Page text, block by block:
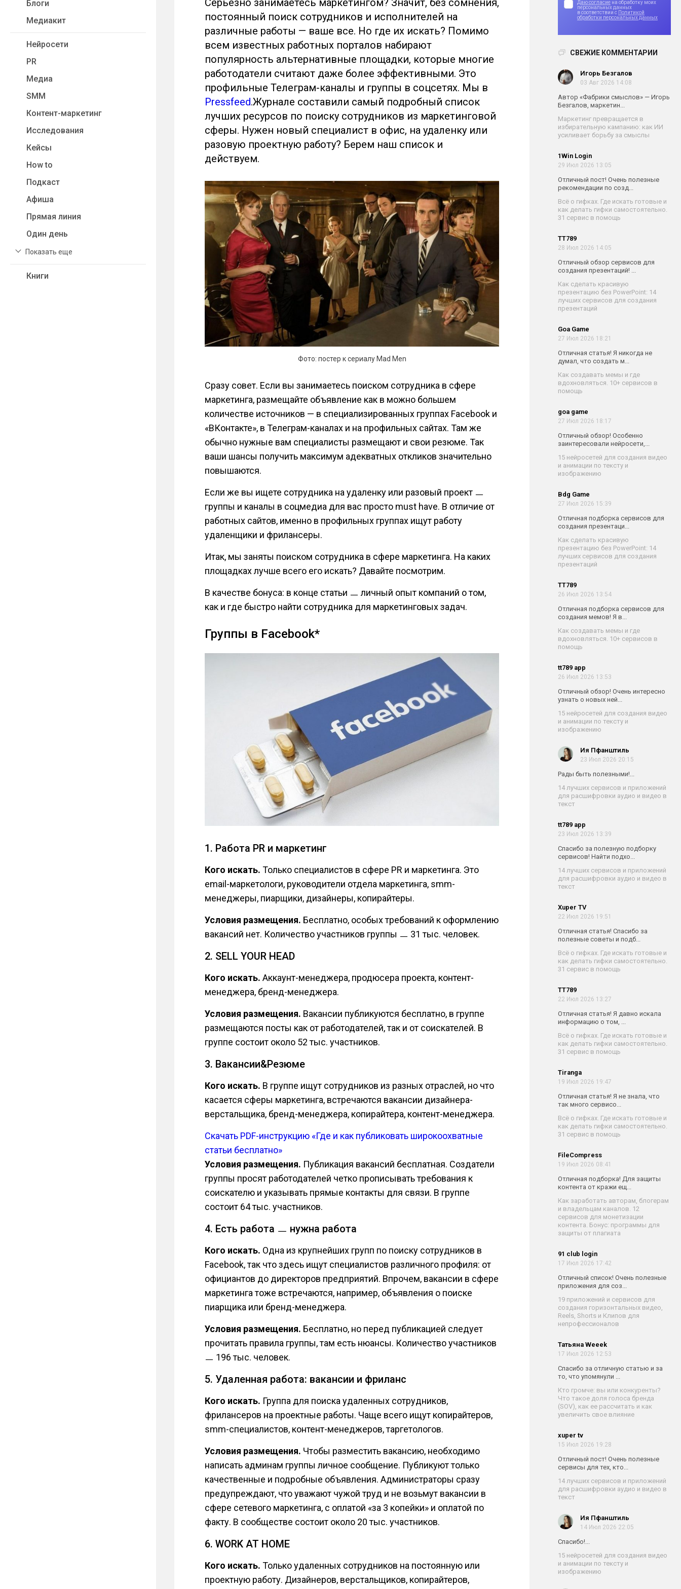
Блоги
Медиакит
Нейросети
PR
Медиа
SMM
Контент-маркетинг
Исследования
Кейсы
How to
Подкаст
Афиша
Прямая линия
Один день
Показать еще
Книги
Даю согласие на обработку моих
персональных данных
в соответствии с Политикой
обработки персональных данных
СВЕЖИЕ КОММЕНТАРИИ
Игорь Безгалов
03 Авг 2026 14:08
Автор «Фабрики смыслов» — Игорь
Безгалов, маркетин...
Маркетинг превращается в
избирательную кампанию: как ИИ
усиливает борьбу за смыслы
1Win Login
29 Июл 2026 13:05
Отличный пост! Очень полезные
рекомендации по созд...
Всё о гифках. Где искать готовые и
как делать гифки самостоятельно.
31 сервис в помощь
TT789
28 Июл 2026 14:05
Отличный обзор сервисов для
создания презентаций! ...
Как сделать красивую
презентацию без PowerPoint: 14
лучших сервисов для создания
презентаций
Goa Game
27 Июл 2026 18:21
Отличная статья! Я никогда не
думал, что создать м...
Как создавать мемы и где
вдохновляться. 10+ сервисов в
помощь
goa game
27 Июл 2026 18:17
Отличный обзор! Особенно
заинтересовали нейросети,...
15 нейросетей для создания видео
и анимации по тексту и
изображению
Bdg Game
27 Июл 2026 15:39
Отличная подборка сервисов для
создания презентаци...
Как сделать красивую
презентацию без PowerPoint: 14
лучших сервисов для создания
презентаций
TT789
26 Июл 2026 13:54
Отличная подборка сервисов для
создания мемов! Я в...
Как создавать мемы и где
вдохновляться. 10+ сервисов в
помощь
tt789 app
26 Июл 2026 13:53
Отличный обзор! Очень интересно
узнать о новых ней...
15 нейросетей для создания видео
и анимации по тексту и
изображению
Ия Пфанштиль
23 Июл 2026 20:15
Рады быть полезными!...
14 лучших сервисов и приложений
для расшифровки аудио и видео в
текст
tt789 app
23 Июл 2026 13:39
Спасибо за полезную подборку
сервисов! Найти подхо...
14 лучших сервисов и приложений
для расшифровки аудио и видео в
текст
Xuper TV
22 Июл 2026 19:51
Отличная статья! Спасибо за
полезные советы и подб...
Всё о гифках. Где искать готовые и
как делать гифки самостоятельно.
31 сервис в помощь
TT789
22 Июл 2026 13:27
Отличная статья! Я давно искала
информацию о том, ...
Всё о гифках. Где искать готовые и
как делать гифки самостоятельно.
31 сервис в помощь
Tiranga
19 Июл 2026 19:47
Отличная статья! Я не знала, что
так много сервисо...
Всё о гифках. Где искать готовые и
как делать гифки самостоятельно.
31 сервис в помощь
FileCompress
19 Июл 2026 08:41
Отличная подборка! Для защиты
контента от кражи ещ...
Как заработать авторам, блогерам
и владельцам каналов. 12
сервисов для монетизации
контента. Бонус: программы для
защиты от плагиата
91 club login
17 Июл 2026 17:42
Отличный список! Очень полезные
приложения для соз...
19 приложений и сервисов для
создания горизонтальных видео,
Reels, Shorts и Клипов для
непрофессионалов
Татьяна Weeek
17 Июл 2026 12:53
Спасибо за отличную статью и за
то, что упомянули ...
Кто громче: вы или конкуренты?
Что такое доля голоса бренда
(SOV), как ее рассчитать и как
увеличить свое влияние
xuper tv
15 Июл 2026 19:28
Отличный пост! Очень полезные
сервисы для тех, кто...
14 лучших сервисов и приложений
для расшифровки аудио и видео в
текст
Ия Пфанштиль
14 Июл 2026 22:05
Спасибо!...
15 нейросетей для создания видео
и анимации по тексту и
изображению
Серьезно занимаетесь маркетингом? Значит, без сомнения,
постоянный поиск сотрудников и исполнителей на
различные работы — ваше все. Но где их искать? Помимо
всем известных работных порталов набирают
популярность альтернативные площадки, которые многие
работодатели считают даже более эффективными. Это
профильные Телеграм-каналы и группы в соцсетях. Мы в
Pressfeed.Журнале составили самый подробный список
лучших ресурсов по поиску сотрудников из маркетинговой
сферы. Нужен новый специалист в офис, на удаленку или
разовую проектную работу? Берем наш список и
действуем.
Фото: постер к сериалу Mad Men
Сразу совет. Если вы занимаетесь поиском сотрудника в сфере
маркетинга, размещайте объявление как в можно большем
количестве источников — в специализированных группах Facebook и
«ВКонтакте», в Телеграм-каналах и на профильных сайтах. Там же
обычно нужные вам специалисты размещают и свои резюме. Так
ваши шансы получить максимум адекватных откликов значительно
повышаются.
Если же вы ищете сотрудника на удаленку или разовый проект ㅡ
группы и каналы в соцмедиа для вас просто must have. В отличие от
работных сайтов, именно в профильных группах ищут работу
удаленщики и фрилансеры.
Итак, мы заняты поиском сотрудника в сфере маркетинга. На каких
площадках лучше всего его искать? Давайте посмотрим.
В качестве бонуса: в конце статьи ㅡ личный опыт компаний о том,
как и где быстро найти сотрудника для маркетинговых задач.
Группы в Facebook*
1. Работа PR и маркетинг
Кого искать. Только специалистов в сфере PR и маркетинга. Это
email-маркетологи, руководители отдела маркетинга, smm-
менеджеры, пиарщики, дизайнеры, копирайтеры.
Условия размещения. Бесплатно, особых требований к оформлению
вакансий нет. Количество участников группы ㅡ 31 тыс. человек.
2. SELL YOUR HEAD
Кого искать. Аккаунт-менеджера, продюсера проекта, контент-
менеджера, бренд-менеджера.
Условия размещения. Вакансии публикуются бесплатно, в группе
размещаются посты как от работодателей, так и от соискателей. В
группе состоит около 52 тыс. участников.
3. Вакансии&Резюме
Кого искать. В группе ищут сотрудников из разных отраслей, но что
касается сферы маркетинга, встречаются вакансии дизайнера-
верстальщика, бренд-менеджера, копирайтера, контент-менеджера.
Скачать PDF-инструкцию «Где и как публиковать широкоохватные
статьи бесплатно»
Условия размещения. Публикация вакансий бесплатная. Создатели
группы просят работодателей четко прописывать требования к
соискателю и указывать прямые контакты для связи. В группе
состоит 64 тыс. участников.
4. Есть работа ㅡ нужна работа
Кого искать. Одна из крупнейших групп по поиску сотрудников в
Facebook, так что здесь ищут специалистов различного профиля: от
официантов до директоров предприятий. Впрочем, вакансии в сфере
маркетинга тоже встречаются, например, объявления о поиске
пиарщика или бренд-менеджера.
Условия размещения. Бесплатно, но перед публикацией следует
прочитать правила группы, там есть нюансы. Количество участников
ㅡ 196 тыс. человек.
5. Удаленная работа: вакансии и фриланс
Кого искать. Группа для поиска удаленных сотрудников,
фрилансеров на проектные работы. Чаще всего ищут копирайтеров,
smm-специалистов, контент-менеджеров, таргетологов.
Условия размещения. Чтобы разместить вакансию, необходимо
написать админам группы личное сообщение. Публикуют только
качественные и подробные объявления. Администраторы сразу
предупреждают, что уважают чужой труд и не возьмут вакансии в
сфере сетевого маркетинга, с оплатой «за 3 копейки» и оплатой по
факту. В сообществе состоит около 20 тыс. участников.
6. WORK AT HOME
Кого искать. Только удаленных сотрудников на постоянную или
проектную работу. Дизайнеров, верстальщиков, копирайтеров,